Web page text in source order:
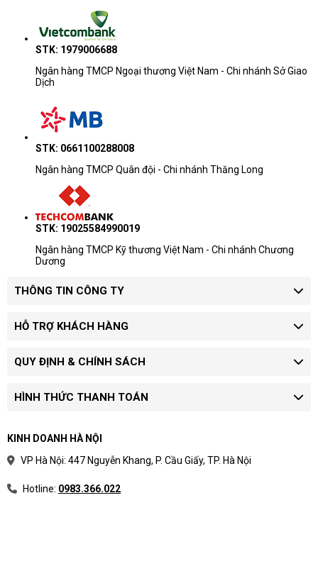
STK: 1979006688
Ngân hàng TMCP Ngoại thương Việt Nam - Chi nhánh Sở Giao
Dịch
STK: 0661100288008
Ngân hàng TMCP Quân đội - Chi nhánh Thăng Long
STK: 19025584990019
Ngân hàng TMCP Kỹ thương Việt Nam - Chi nhánh Chương
Dương
THÔNG TIN CÔNG TY
HỖ TRỢ KHÁCH HÀNG
QUY ĐỊNH & CHÍNH SÁCH
HÌNH THỨC THANH TOÁN
KINH DOANH HÀ NỘI
VP Hà Nội: 447 Nguyễn Khang, P. Cầu Giấy, TP. Hà Nội
Hotline: 0983.366.022